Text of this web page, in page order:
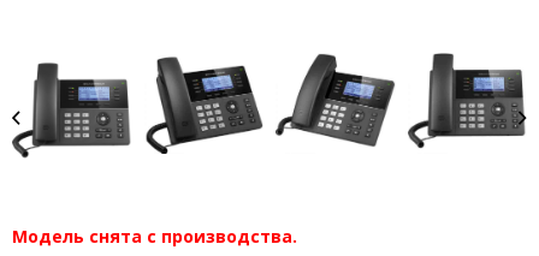
Модель снята с производства.